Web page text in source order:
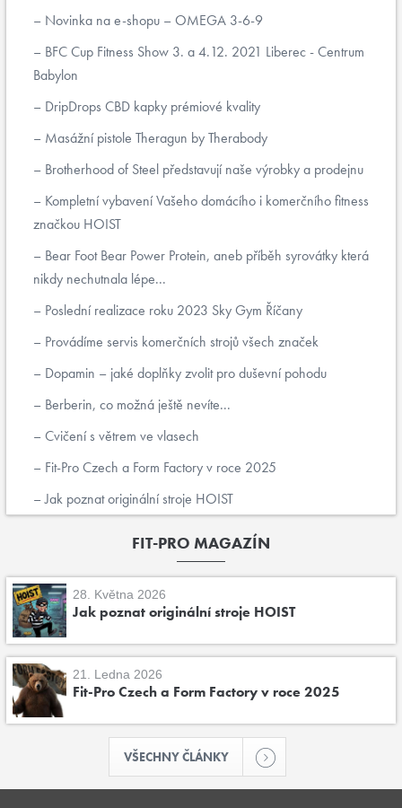
Novinka na e-shopu – OMEGA 3-6-9
BFC Cup Fitness Show 3. a 4.12. 2021 Liberec - Centrum
Babylon
DripDrops CBD kapky prémiové kvality
Masážní pistole Theragun by Therabody
Brotherhood of Steel představují naše výrobky a prodejnu
Kompletní vybavení Vašeho domácího i komerčního fitness
značkou HOIST
Bear Foot Bear Power Protein, aneb příběh syrovátky která
nikdy nechutnala lépe...
Poslední realizace roku 2023 Sky Gym Říčany
Provádíme servis komerčních strojů všech značek
Dopamin – jaké doplňky zvolit pro duševní pohodu
Berberin, co možná ještě nevíte...
Cvičení s větrem ve vlasech
Fit-Pro Czech a Form Factory v roce 2025
Jak poznat originální stroje HOIST
FIT-PRO MAGAZÍN
28. Května 2026
Jak poznat originální stroje HOIST
21. Ledna 2026
Fit-Pro Czech a Form Factory v roce 2025
VŠECHNY ČLÁNKY